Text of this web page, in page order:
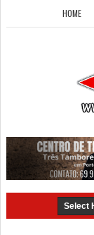
HOME